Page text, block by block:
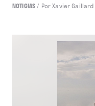
NOTICIAS/ Por Xavier Gaillard